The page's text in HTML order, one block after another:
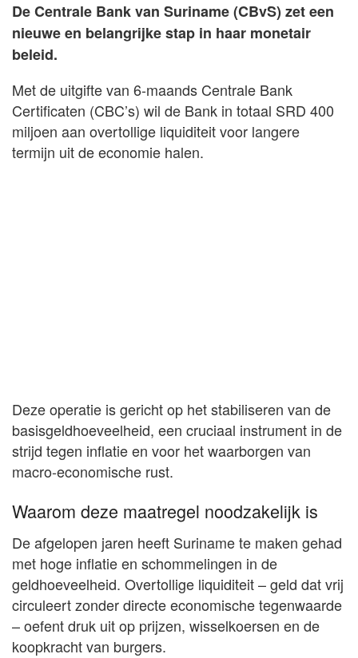
De Centrale Bank van Suriname (CBvS) zet een
nieuwe en belangrijke stap in haar monetair
beleid.
Met de uitgifte van 6-maands Centrale Bank
Certificaten (CBC’s) wil de Bank in totaal SRD 400
miljoen aan overtollige liquiditeit voor langere
termijn uit de economie halen.
Deze operatie is gericht op het stabiliseren van de
basisgeldhoeveelheid, een cruciaal instrument in de
strijd tegen inflatie en voor het waarborgen van
macro-economische rust.
Waarom deze maatregel noodzakelijk is
De afgelopen jaren heeft Suriname te maken gehad
met hoge inflatie en schommelingen in de
geldhoeveelheid. Overtollige liquiditeit – geld dat vrij
circuleert zonder directe economische tegenwaarde
– oefent druk uit op prijzen, wisselkoersen en de
koopkracht van burgers.